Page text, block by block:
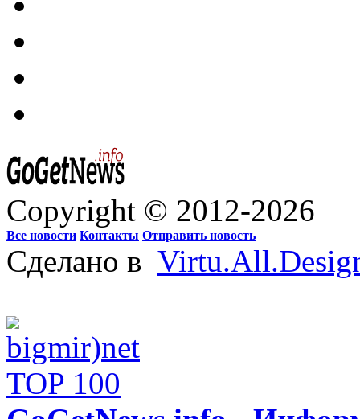
Copyright © 2012-2026
Все новости Контакты Отправить новость
Сделано в